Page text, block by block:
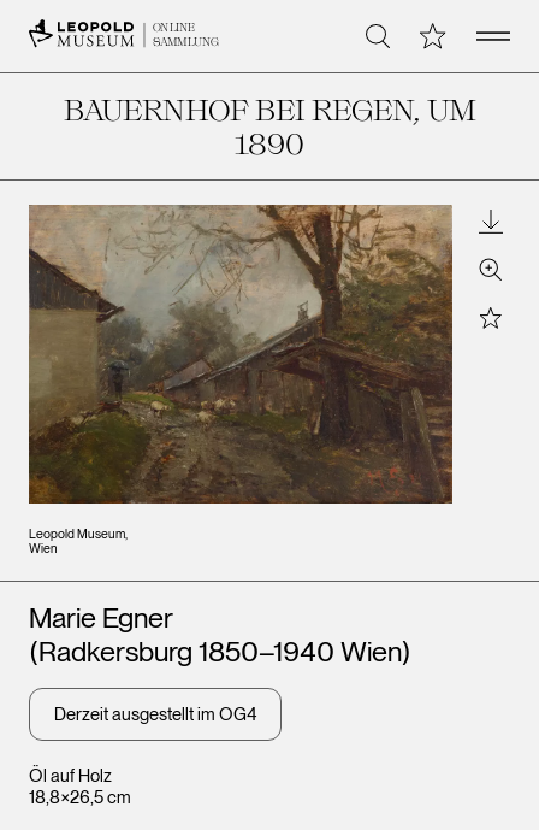
ONLINE
SAMMLUNG
Suche Meine Open
BAUERNHOF BEI REGEN, UM
1890
Leopold Museum,
Wien
Zoom
Star
Öl auf Holz
18,8×26,5 cm
Künstler*innen
Marie Egner
(Radkersburg 1850–1940 Wien)
Derzeit ausgestellt im OG4